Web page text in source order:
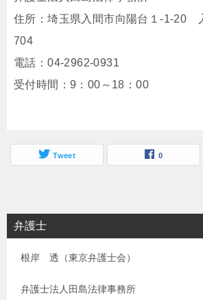
住所：埼玉県入間市向陽台１-1-20
704
電話：04-2962-0931
受付時間：9：00～18：00
Tweet 0
弁護士
根岸 透（東京弁護士会）
弁護士法人田島法律事務所